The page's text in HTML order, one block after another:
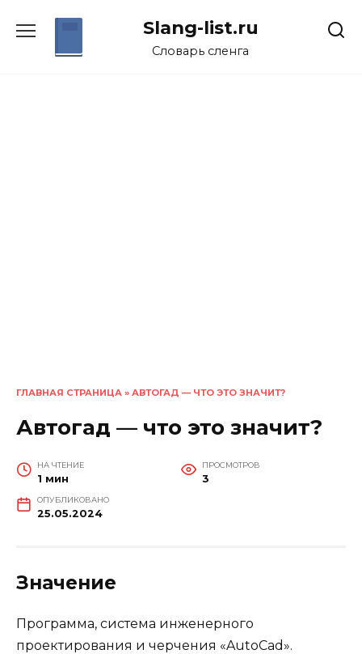
Slang-list.ru
Словарь сленга
ГЛАВНАЯ СТРАНИЦА » АВТОГАД — ЧТО ЭТО ЗНАЧИТ?
Автогад — что это значит?
НА ЧТЕНИЕ
1 мин
ПРОСМОТРОВ
3
ОПУБЛИКОВАНО
25.05.2024
Значение
Программа, система инженерного
проектирования и черчения «AutoCad».